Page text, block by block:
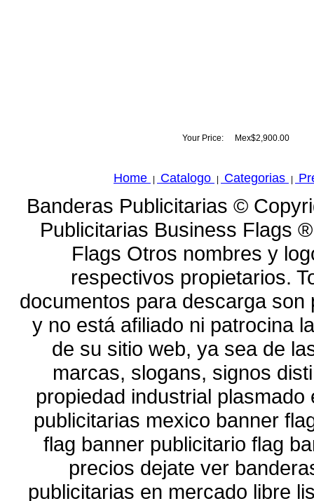
Your Price: Mex$2,900.00
Home Catalogo Categorias
Banderas Publicitarias ©
Publicitarias Business Flags
Flags Otros nombres y
respectivos propietarios.
documentos para descarga
y no está afiliado ni patrocina
de su sitio web, ya sea de
marcas, slogans, signos
propiedad industrial
publicitarias mexico banner
flag banner publicitario flag
precios dejate ver
publicitarias en mercado libre